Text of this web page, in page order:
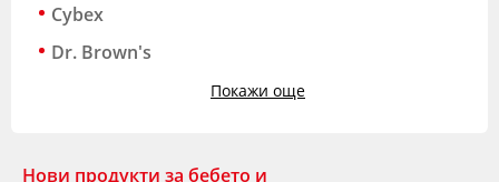
Cybex
Dr. Brown's
Покажи още
Нови продукти за бебето и